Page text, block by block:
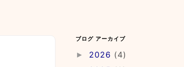
ブログ アーカイブ
► 2026 (4)